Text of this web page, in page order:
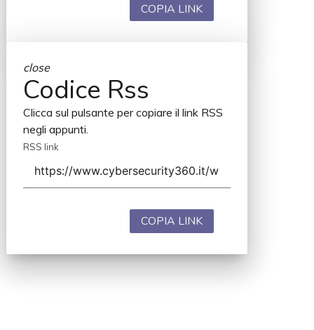
COPIA LINK
close
Codice Rss
Clicca sul pulsante per copiare il link RSS
negli appunti.
RSS link
COPIA LINK